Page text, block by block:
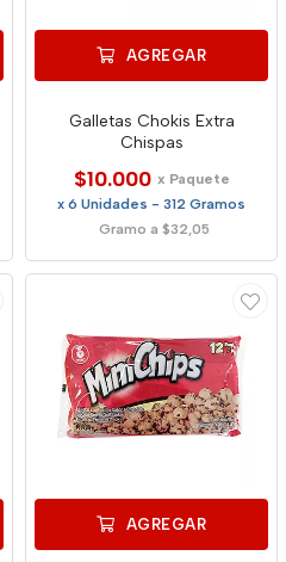
AGREGAR
Galletas Chokis Extra
Chispas
$10.000 x Paquete
x 6 Unidades - 312 Gramos
Gramo a $32,05
AGREGAR